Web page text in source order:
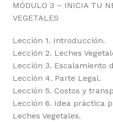
MÓDULO 3 – INICIA TU
VEGETALES
Lección 1. Introducción.
Lección 2. Leches
Lección 3. Escalamiento
Lección 4. Parte Legal.
Lección 5. Costos y
Lección 6. Idea práctica
Leches Vegetales.